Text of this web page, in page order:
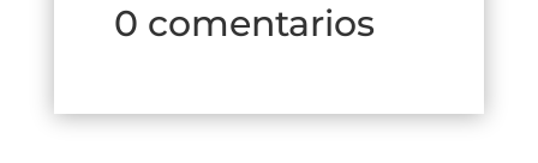
0 comentarios